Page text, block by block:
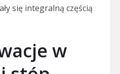
się integralną częścią
w